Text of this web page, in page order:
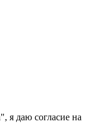
я даю согласие на